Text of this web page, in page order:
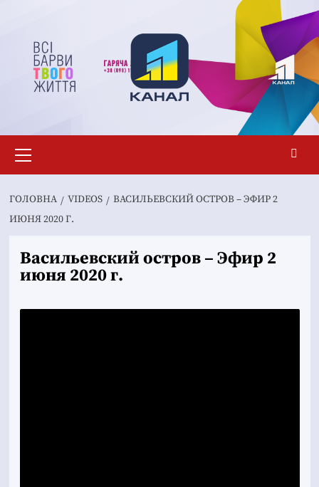
вмісту
меню
ГОЛОВНА VIDEOS
ВАСИЛЬЕВСКИЙ ОСТРОВ – ЭФИР 2
ИЮНЯ 2020 Г.
Васильевский остров – Эфир 2
июня 2020 г.